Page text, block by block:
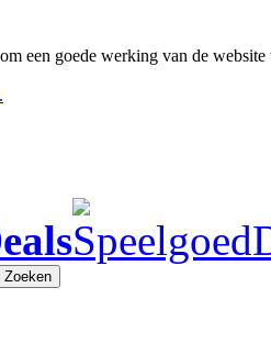
een goede werking van de
Zoeken